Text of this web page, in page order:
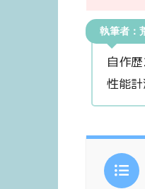
執筆者：
自作
性能